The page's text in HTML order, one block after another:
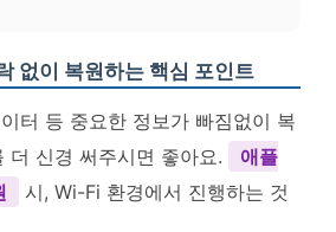
없이 복원하는 핵심 포인트
터 등 중요한 정보가 빠짐없이 복
더 신경 써주시면 좋아요.
애플
시, Wi-Fi 환경에서 진행하는 것